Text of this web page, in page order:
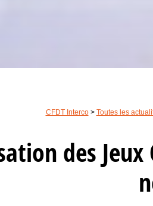
CFDT Interco> Toutes les
des